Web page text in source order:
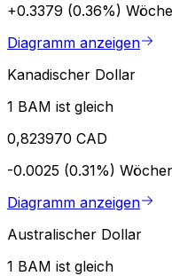
+0.3379 (0.36%)
Diagramm anzeigen
Kanadischer Dollar
1 BAM ist gleich
0,823970 CAD
-0.0025 (0.31%)
Diagramm anzeigen
Australischer Dollar
1 BAM ist gleich